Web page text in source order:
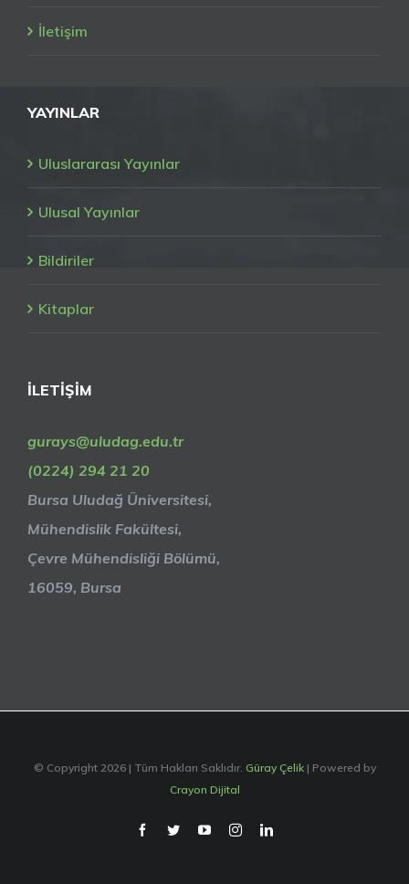
İletişim
YAYINLAR
Uluslararası Yayınlar
Ulusal Yayınlar
Bildiriler
Kitaplar
İLETİŞİM
gurays@uludag.edu.tr
(0224) 294 21 20
Bursa Uludağ Üniversitesi,
Mühendislik Fakültesi,
Çevre Mühendisliği Bölümü,
16059, Bursa
© Copyright 2026 | Tüm Hakları Saklıdır. Güray Çelik| Powered by
Crayon Dijital
facebooktwitteryoutubeinstagramlinkedin